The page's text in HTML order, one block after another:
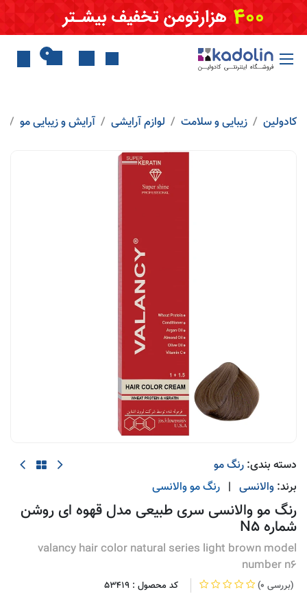
Skip to Content
0
کادولین زیبایی و سلامت لوازم آرایشی آرایش و زیبایی مو
دسته بندی: رنگ مو
برند: والانسی | رنگ مووالانسی
رنگ مو والانسی سری طبیعی مدل قهوه ای روشن
شماره N5
valancy hair color natural series light brown model
number n6
(0 بررسی) کد محصول : 53419